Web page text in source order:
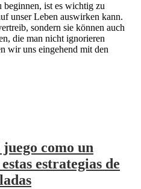
ist es wichtig zu
unser Leben auswirken kann.
sondern sie können auch
die man nicht ignorieren
wir uns eingehend mit den
como un
estrategias de